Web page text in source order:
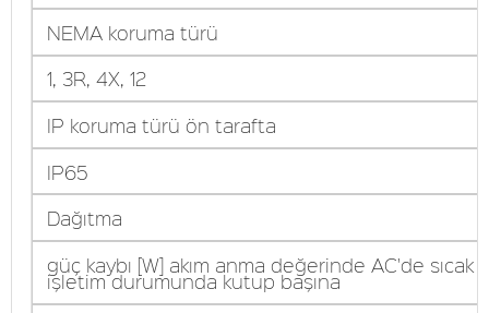
NEMA koruma türü
1, 3R, 4X, 12
IP koruma türü ön tarafta
IP65
Dağıtma
güç kaybı [W] akım anma değerinde AC'de sıcak
işletim durumunda kutup başına